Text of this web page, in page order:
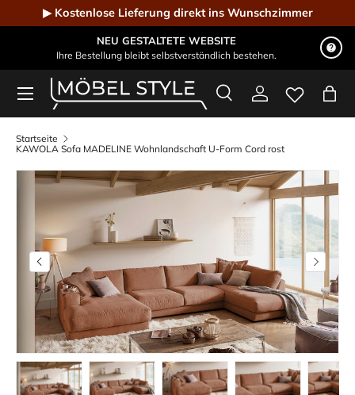
Direkt zum Inhalt
▶ Kostenlose Lieferung direkt ins Wunschzimmer
NEU GESTALTETE WEBSITE
Ihre Bestellung bleibt selbstverständlich bestehen.
Möbel Style - Der Online-Shop für Designmöbel
Suchen
SucheEinloggen
Menü
Startseite
KAWOLA Sofa MADELINE Wohnlandschaft U-Form Cord rost
Bild 7 ist nun in der Galerieansicht verfügbar
Vorherige Nächste
Bild 7 in Galerieansicht laden
Bild 8 in Galerieansicht laden
Bild 9 in Galerieansicht laden
Bild 10 in Bild 11